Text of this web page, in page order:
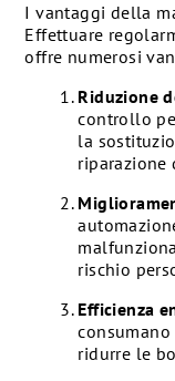
I vantaggi della
Effettuare
offre numerosi
Riduzione
controllo
la
riparazione
rischio
Efficienza
ridurre le